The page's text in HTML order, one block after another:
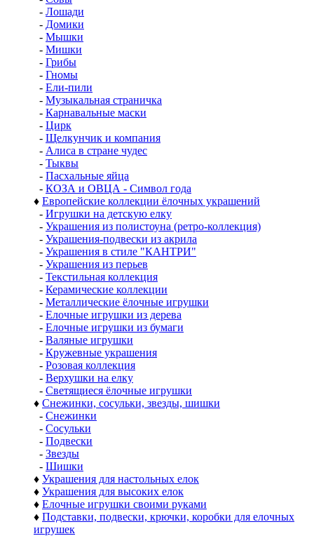
- Лошади
- Домики
- Мышки
- Мишки
- Грибы
- Гномы
- Ели-пили
- Музыкальная страничка
- Карнавальные маски
- Цирк
- Щелкунчик и компания
- Алиса в стране чудес
- Тыквы
- Пасхальные яйца
- КОЗА и ОВЦА - Символ года
♦ Европейские коллекции ёлочных украшений
- Игрушки на детскую елку
- Украшения из полистоуна (ретро-коллекция)
- Украшения-подвески из акрила
- Украшения в стиле "КАНТРИ"
- Украшения из перьев
- Текстильная коллекция
- Керамические коллекции
- Металлические ёлочные игрушки
- Елочные игрушки из дерева
- Елочные игрушки из бумаги
- Валяные игрушки
- Кружевные украшения
- Розовая коллекция
- Верхушки на елку
- Светящиеся ёлочные игрушки
♦ Снежинки, сосульки, звезды, шишки
- Снежинки
- Сосульки
- Подвески
- Звезды
- Шишки
♦ Украшения для настольных елок
♦ Украшения для высоких елок
♦ Елочные игрушки своими руками
♦ Подставки, подвески, крючки, коробки для елочных
игрушек